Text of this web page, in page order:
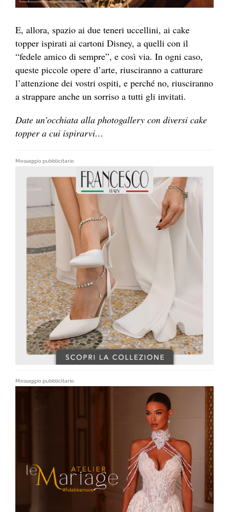
E, allora, spazio ai due teneri uccellini, ai cake
topper ispirati ai cartoni Disney, a quelli con il
“fedele amico di sempre”, e così via. In ogni caso,
queste piccole opere d’arte, riusciranno a catturare
l’attenzione dei vostri ospiti, e perché no, riusciranno
a strappare anche un sorriso a tutti gli invitati.
Date un’occhiata alla photogallery con diversi cake
topper a cui ispirarvi…
Messaggio pubblicitario
Messaggio pubblicitario